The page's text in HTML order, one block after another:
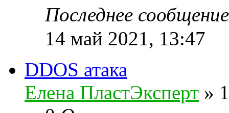
Последнее
14 май 2021, 13:47
DDOS атака
Елена ПластЭксперт »